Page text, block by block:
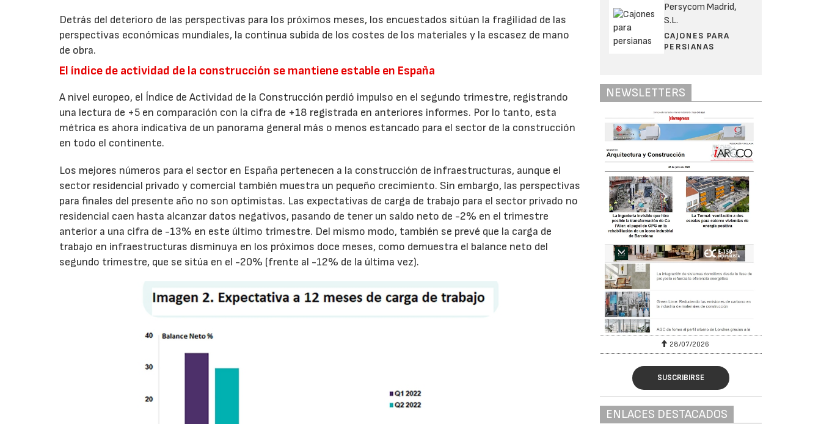
Detrás del deterioro de las perspectivas para los próximos meses, los encuestados sitúan la fragilidad de las
perspectivas económicas mundiales, la continua subida de los costes de los materiales y la escasez de mano
de obra.
El índice de actividad de la construcción se mantiene estable en España
A nivel europeo, el Índice de Actividad de la Construcción perdió impulso en el segundo trimestre, registrando
una lectura de +5 en comparación con la cifra de +18 registrada en anteriores informes. Por lo tanto, esta
métrica es ahora indicativa de un panorama general más o menos estancado para el sector de la construcción
en todo el continente.
Los mejores números para el sector en España pertenecen a la construcción de infraestructuras, aunque el
sector residencial privado y comercial también muestra un pequeño crecimiento. Sin embargo, las perspectivas
para finales del presente año no son optimistas. Las expectativas de carga de trabajo para el sector privado no
residencial caen hasta alcanzar datos negativos, pasando de tener un saldo neto de -2% en el trimestre
anterior a una cifra de -13% en este último trimestre. Del mismo modo, también se prevé que la carga de
trabajo en infraestructuras disminuya en los próximos doce meses, como demuestra el balance neto del
segundo trimestre, que se sitúa en el -20% (frente al -12% de la última vez).
Persycom Madrid,
S.L.
CAJONES PARA
PERSIANAS
NEWSLETTERS
28/07/2026
SUSCRIBIRSE
ENLACES DESTACADOS